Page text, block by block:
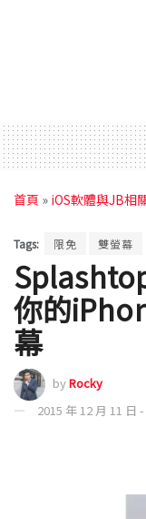
首頁 » iOS軟體與JB相
Tags: 限免 雙螢幕
你的
幕
byRocky
2015 年 12 月 11 日